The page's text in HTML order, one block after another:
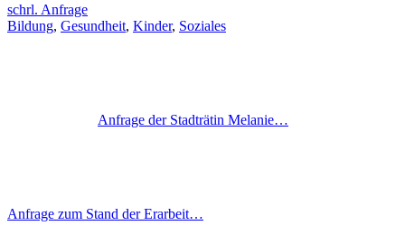
schrl. Anfrage
Bildung, Gesundheit, Kinder, Soziales
Anfrage der Stadträtin Melanie…
Anfrage zum Stand der Erarbeit…